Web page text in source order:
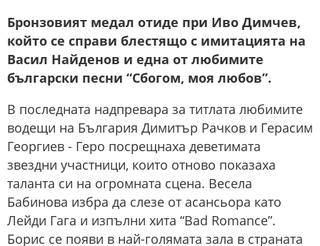
Бронзовият медал отиде при Иво Димчев,
който се справи блестящо с имитацията на
Васил Найденов и една от любимите
български песни “Сбогом, моя любов”.
В последната надпревара за титлата любимите
водещи на България Димитър Рачков и Герасим
Георгиев - Геро посрещнаха деветимата
звездни участници, които отново показаха
таланта си на огромната сцена. Весела
Бабинова избра да слезе от асансьора като
Лейди Гага и изпълни хита “Bad Romance”.
Борис се появи в най-голямата зала в страната